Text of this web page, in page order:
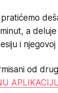
a
i njegovoj
od